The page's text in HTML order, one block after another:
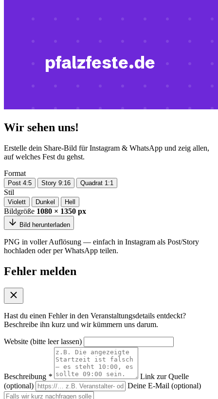
Wir sehen uns!
Erstelle dein Share-Bild für Instagram & WhatsApp und zeig allen,
auf welches Fest du gehst.
Format
Post 4:5 Story 9:16 Quadrat 1:1
Stil
Violett Dunkel Hell
Bildgröße 1080 × 1350 px
Bild herunterladen
PNG in voller Auflösung — einfach in Instagram als Post/Story
hochladen oder per WhatsApp teilen.
Fehler melden
Hast du einen Fehler in den Veranstaltungsdetails entdeckt?
Beschreibe ihn kurz und wir kümmern uns darum.
Website (bitte leer lassen)
Beschreibung *
Link zur Quelle
(optional)
Deine E-Mail (optional)